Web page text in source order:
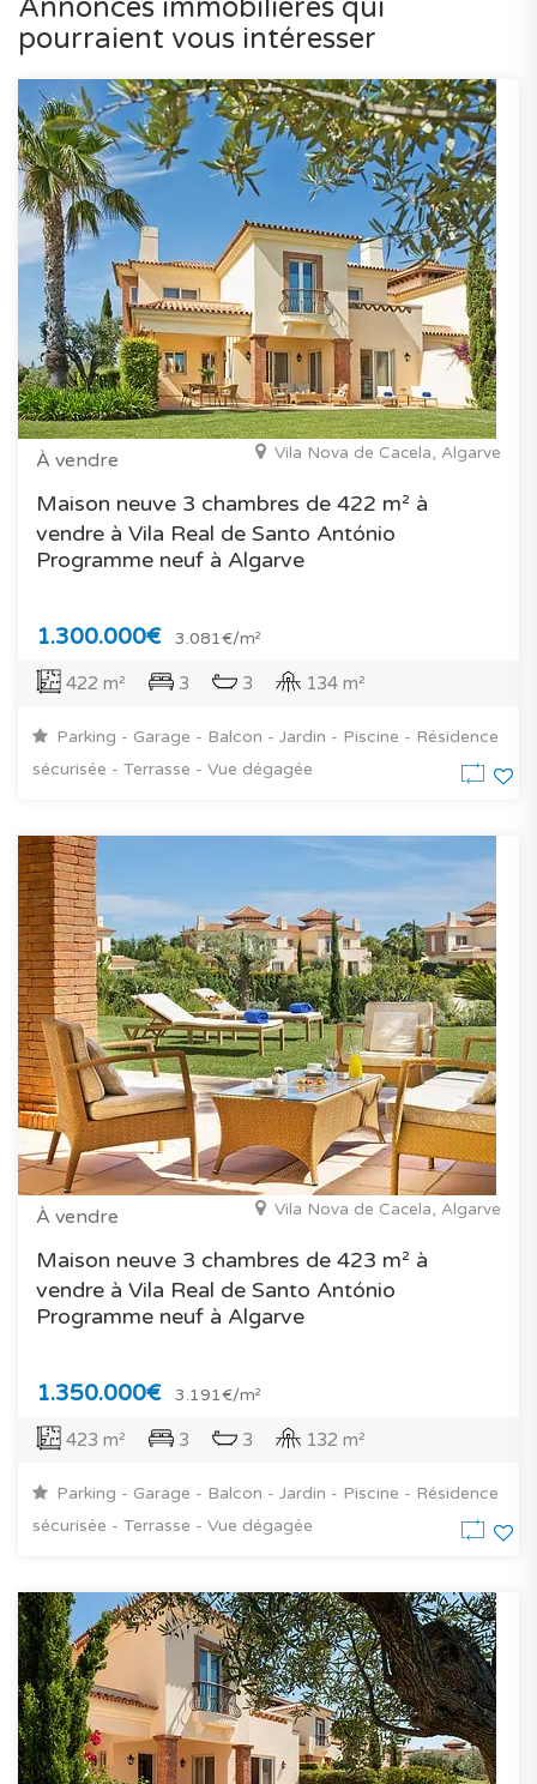
Annonces immobilières qui
pourraient vous intéresser
À vendre Vila Nova de Cacela, Algarve
Maison neuve 3 chambres de 422 m² à
vendre à Vila Real de Santo António
Programme neuf à Algarve
1.300.000€ 3.081€/m²
422 m² 3 3 134 m²
Parking - Garage - Balcon - Jardin - Piscine - Résidence
sécurisée - Terrasse - Vue dégagée
À vendre Vila Nova de Cacela, Algarve
Maison neuve 3 chambres de 423 m² à
vendre à Vila Real de Santo António
Programme neuf à Algarve
1.350.000€ 3.191€/m²
423 m² 3 3 132 m²
Parking - Garage - Balcon - Jardin - Piscine - Résidence
sécurisée - Terrasse - Vue dégagée